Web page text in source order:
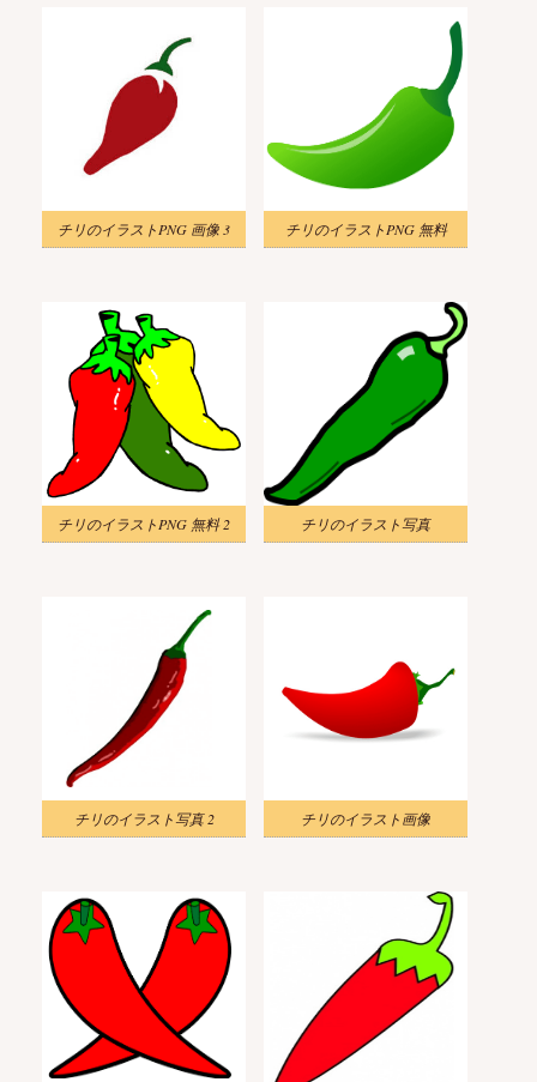
チリのイラストPNG 画像 3 チリのイラストPNG 無料
チリのイラストPNG 無料 2 チリのイラスト写真
チリのイラスト写真 2 チリのイラスト画像